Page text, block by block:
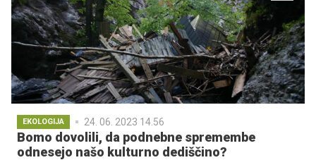
EKOLOGIJA 24. 06. 2023 14.56
Bomo dovolili, da podnebne spremembe
odnesejo našo kulturno dediščino?